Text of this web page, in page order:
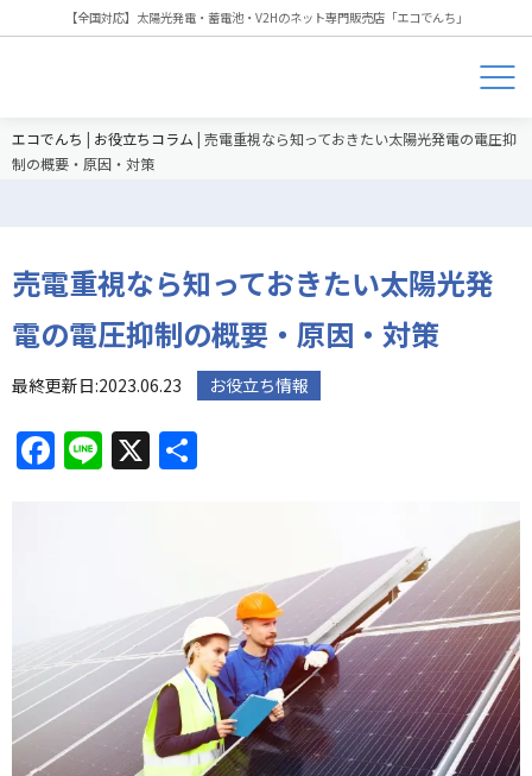
【全国対応】太陽光発電・蓄電池・V2Hのネット専門販売店「エコでんち」
エコでんち | お役立ちコラム | 売電重視なら知っておきたい太陽光発電の電圧抑
制の概要・原因・対策
売電重視なら知っておきたい太陽光発
電の電圧抑制の概要・原因・対策
最終更新日:2023.06.23 お役立ち情報
Facebook
Line
X